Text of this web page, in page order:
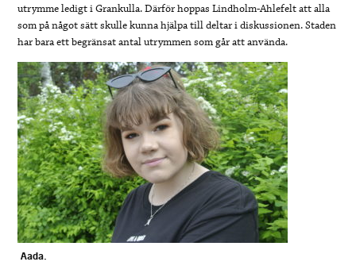
utrymme ledigt i Grankulla. Därför hoppas Lindholm-Ahlefelt att alla
som på något sätt skulle kunna hjälpa till deltar i diskussionen. Staden
har bara ett begränsat antal utrymmen som går att använda.
Aada.